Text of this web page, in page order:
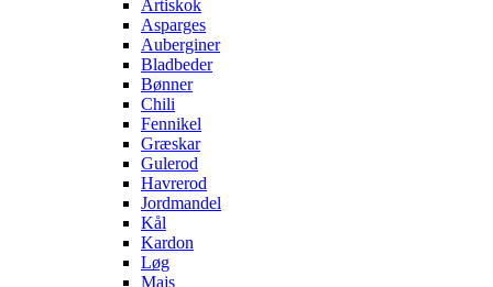
Artiskok
Asparges
Auberginer
Bladbeder
Bønner
Chili
Fennikel
Græskar
Gulerod
Havrerod
Jordmandel
Kål
Kardon
Løg
Majs